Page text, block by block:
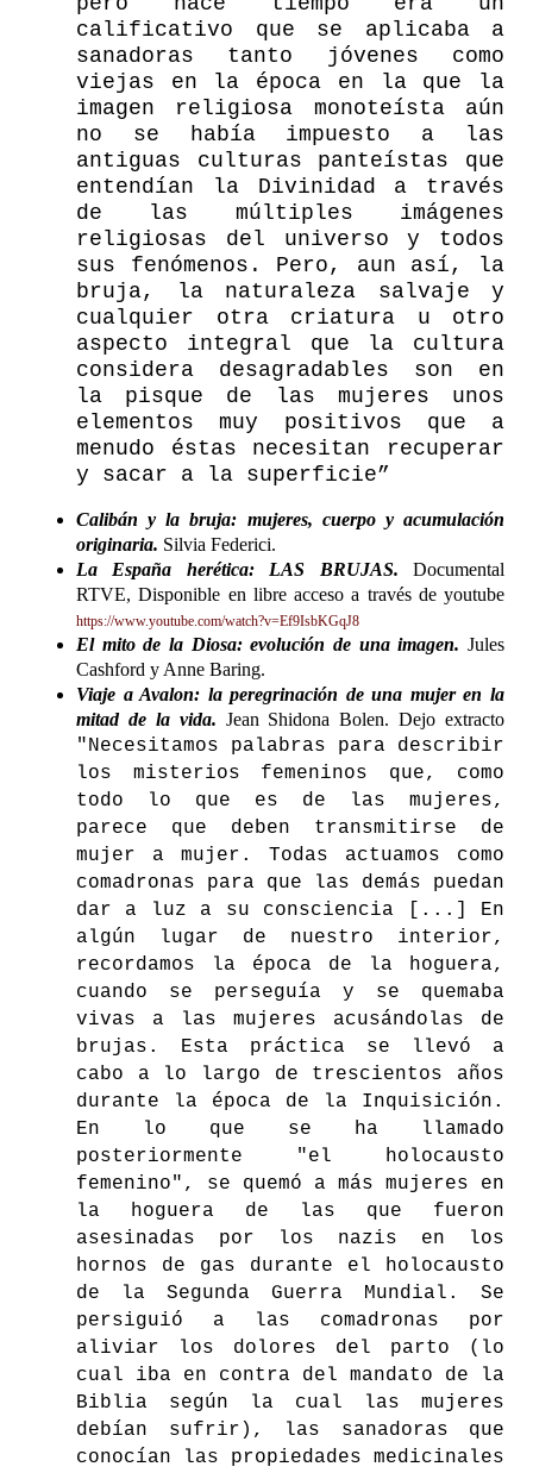
calificativo que se aplicaba a
sanadoras tanto jóvenes como
viejas en la época en la que la
imagen religiosa monoteísta aún
no se había impuesto a las
antiguas culturas panteístas que
entendían la Divinidad a través
de las múltiples imágenes
religiosas del universo y todos
sus fenómenos. Pero, aun así, la
bruja, la naturaleza salvaje y
cualquier otra criatura u otro
aspecto integral que la cultura
considera desagradables son en
la pisque de las mujeres unos
elementos muy positivos que a
menudo éstas necesitan recuperar
y sacar a la superficie”
Calibán y la bruja: mujeres, cuerpo y acumulación
originaria. Silvia Federici.
La España herética: LAS BRUJAS. Documental
RTVE, Disponible en libre acceso a través de youtube
https://www.youtube.com/watch?v=Ef9IsbKGqJ8
El mito de la Diosa: evolución de una imagen. Jules
Cashford y Anne Baring.
Viaje a Avalon: la peregrinación de una mujer en la
mitad de la vida. Jean Shidona Bolen. Dejo extracto
"Necesitamos palabras para describir
los misterios femeninos que, como
todo lo que es de las mujeres,
parece que deben transmitirse de
mujer a mujer. Todas actuamos como
comadronas para que las demás puedan
dar a luz a su consciencia [...] En
algún lugar de nuestro interior,
recordamos la época de la hoguera,
cuando se perseguía y se quemaba
vivas a las mujeres acusándolas de
brujas. Esta práctica se llevó a
cabo a lo largo de trescientos años
durante la época de la Inquisición.
En lo que se ha llamado
posteriormente "el holocausto
femenino", se quemó a más mujeres en
la hoguera de las que fueron
asesinadas por los nazis en los
hornos de gas durante el holocausto
de la Segunda Guerra Mundial. Se
persiguió a las comadronas por
aliviar los dolores del parto (lo
cual iba en contra del mandato de la
Biblia según la cual las mujeres
debían sufrir), las sanadoras que
conocían las propiedades medicinales